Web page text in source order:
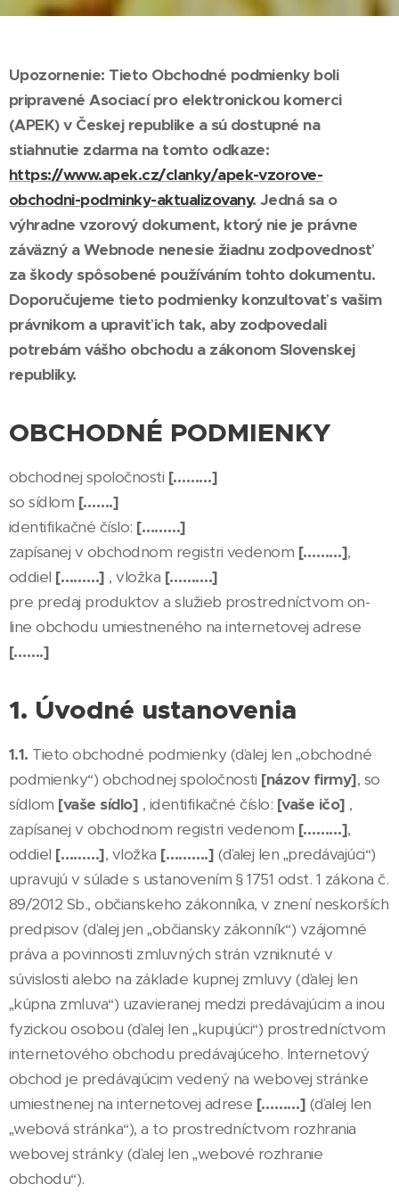
Upozornenie: Tieto Obchodné podmienky boli
pripravené Asociací pro elektronickou komerci
(APEK) v Českej republike a sú dostupné na
stiahnutie zdarma na tomto odkaze:
https://www.apek.cz/clanky/apek-vzorove-
obchodni-podminky-aktualizovany. Jedná sa o
výhradne vzorový dokument, ktorý nie je právne
záväzný a Webnode nenesie žiadnu zodpovednosť
za škody spôsobené používáním tohto dokumentu.
Doporučujeme tieto podmienky konzultovať s vašim
právnikom a upraviť ich tak, aby zodpovedali
potrebám vášho obchodu a zákonom Slovenskej
republiky.
OBCHODNÉ PODMIENKY
obchodnej spoločnosti [………]
so sídlom […….]
identifikačné číslo: [………]
zapísanej v obchodnom registri vedenom [………],
oddiel [………] , vložka [……….]
pre predaj produktov a služieb prostredníctvom on-
line obchodu umiestneného na internetovej adrese
[…….]
1. Úvodné ustanovenia
1.1. Tieto obchodné podmienky (ďalej len „obchodné
podmienky“) obchodnej spoločnosti [názov firmy], so
sídlom [vaše sídlo] , identifikačné číslo: [vaše ičo] ,
zapísanej v obchodnom registri vedenom [………],
oddiel [………], vložka [……….] (ďalej len „predávajúci“)
upravujú v súlade s ustanovením § 1751 odst. 1 zákona č.
89/2012 Sb., občianskeho zákonníka, v znení neskorších
predpisov (ďalej jen „občiansky zákonník“) vzájomné
práva a povinnosti zmluvných strán vzniknuté v
súvislosti alebo na základe kupnej zmluvy (ďalej len
„kúpna zmluva“) uzavieranej medzi predávajúcim a inou
fyzickou osobou (ďalej len „kupujúci“) prostredníctvom
internetového obchodu predávajúceho. Internetový
obchod je predávajúcim vedený na webovej stránke
umiestnenej na internetovej adrese [………] (ďalej len
„webová stránka“), a to prostredníctvom rozhrania
webovej stránky (ďalej len „webové rozhranie
obchodu“).